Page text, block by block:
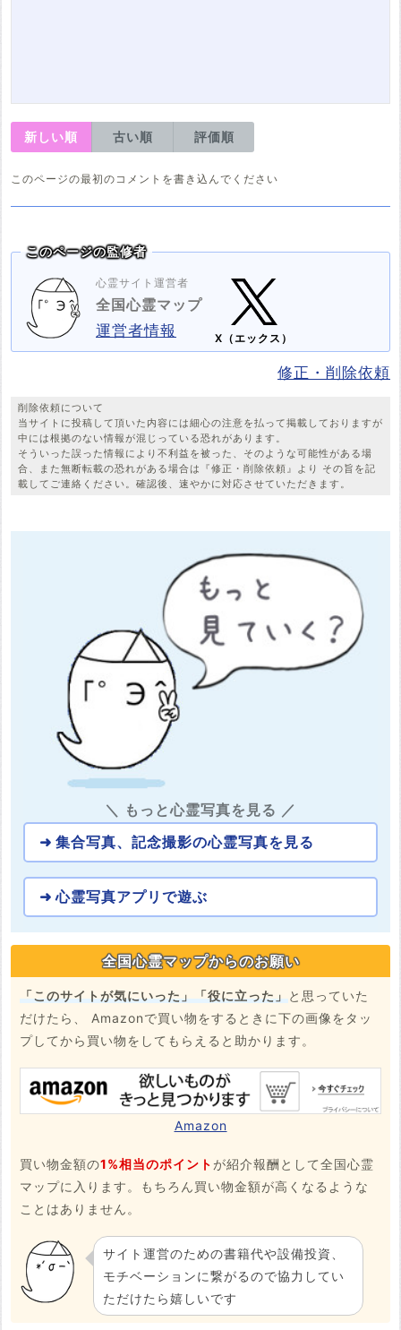
新しい順 古い順 評価順
このページの最初のコメントを書き込んでください
このページの監修者
心霊サイト運営者
全国心霊マップ
運営者情報
X（エックス）
修正・削除依頼
削除依頼について
当サイトに投稿して頂いた内容には細心の注意を払って掲載しておりますが
中には根拠のない情報が混じっている恐れがあります。
そういった誤った情報により不利益を被った、そのような可能性がある場
合、また無断転載の恐れがある場合は『修正・削除依頼』より その旨を記
載してご連絡ください。確認後、速やかに対応させていただきます。
＼ もっと心霊写真を見る ／
集合写真、記念撮影の心霊写真を見る
心霊写真アプリで遊ぶ
全国心霊マップからのお願い
「このサイトが気にいった」「役に立った」と思っていた
だけたら、 Amazonで買い物をするときに下の画像をタッ
プしてから買い物をしてもらえると助かります。
Amazon
買い物金額の1%相当のポイント が紹介報酬として全国心霊
マップに入ります。もちろん買い物金額が高くなるような
ことはありません。
サイト運営のための書籍代や設備投資、
モチベーションに繋がるので協力してい
ただけたら嬉しいです